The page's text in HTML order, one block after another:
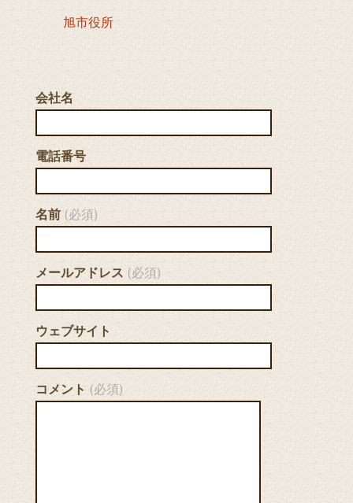
旭市役所
会社名
電話番号
名前 (必須)
メールアドレス (必須)
ウェブサイト
コメント (必須)